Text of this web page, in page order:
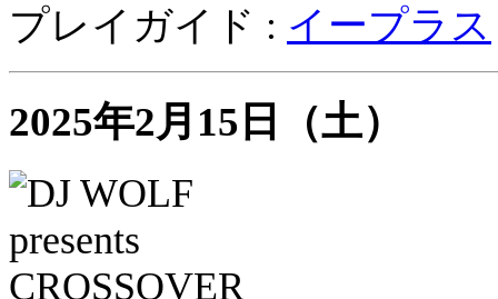
プレイガイド : イープラス
2025年2月15日（土）